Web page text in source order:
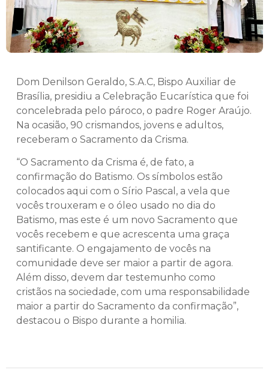
Dom Denilson Geraldo, S.A.C, Bispo Auxiliar de
Brasília, presidiu a Celebração Eucarística que foi
concelebrada pelo pároco, o padre Roger Araújo.
Na ocasião, 90 crismandos, jovens e adultos,
receberam o Sacramento da Crisma.
“O Sacramento da Crisma é, de fato, a
confirmação do Batismo. Os símbolos estão
colocados aqui com o Sírio Pascal, a vela que
vocês trouxeram e o óleo usado no dia do
Batismo, mas este é um novo Sacramento que
vocês recebem e que acrescenta uma graça
santificante. O engajamento de vocês na
comunidade deve ser maior a partir de agora.
Além disso, devem dar testemunho como
cristãos na sociedade, com uma responsabilidade
maior a partir do Sacramento da confirmação”,
destacou o Bispo durante a homilia.